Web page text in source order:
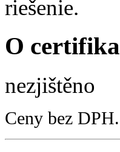
riešenie.
O
nezjištěno
Ceny bez DPH.